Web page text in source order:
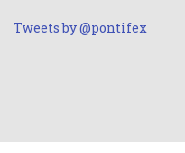
Tweets by @pontifex